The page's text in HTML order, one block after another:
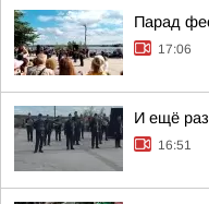
Парад
17:06
И ещё раз
16:51